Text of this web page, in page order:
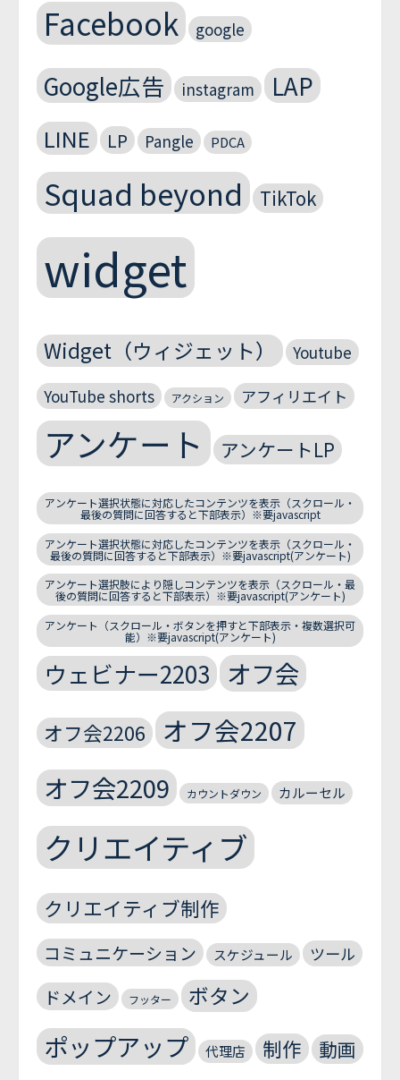
Facebook google
Google広告 instagram LAP
LINE LP Pangle PDCA
Squad beyond TikTok
widget
Widget（ウィジェット）
Youtube
YouTube shorts
アクション アフィリエイト
アンケート アンケートLP
アンケート選択状態に対応したコンテンツを表示（スクロール・
最後の質問に回答すると下部表示）※要javascript
アンケート選択状態に対応したコンテンツを表示（スクロール・
最後の質問に回答すると下部表示）※要javascript(アンケート)
アンケート選択肢により隠しコンテンツを表示（スクロール・最
後の質問に回答すると下部表示）※要javascript(アンケート)
アンケート（スクロール・ボタンを押すと下部表示・複数選択可
能）※要javascript(アンケート)
ウェビナー2203 オフ会
オフ会2206 オフ会2207
オフ会2209 カウントダウン カルーセル
クリエイティブ
クリエイティブ制作
コミュニケーション スケジュール ツール
ドメイン フッター ボタン
ポップアップ 代理店 制作 動画